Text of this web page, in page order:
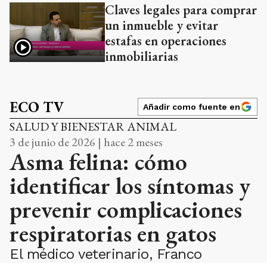
Claves legales para comprar
un inmueble y evitar
estafas en operaciones
inmobiliarias
ECO TV Añadir como fuente en
SALUD Y BIENESTAR ANIMAL
3 de junio de 2026 | hace 2 meses
Asma felina: cómo
identificar los síntomas y
prevenir complicaciones
respiratorias en gatos
El médico veterinario, Franco